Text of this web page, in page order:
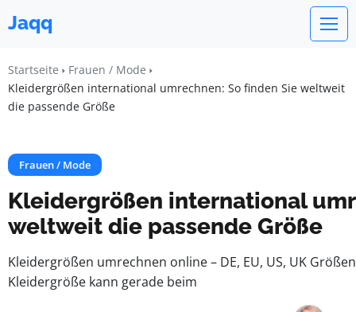
Jaqq
Startseite
Frauen / Mode
Kleidergrößen international umrechnen: So finden Sie weltweit
die passende Größe
Frauen / Mode
Kleidergrößen international
weltweit die passende Größe
Kleidergrößen umrechnen online – DE, EU, US, UK
Kleidergröße kann gerade beim